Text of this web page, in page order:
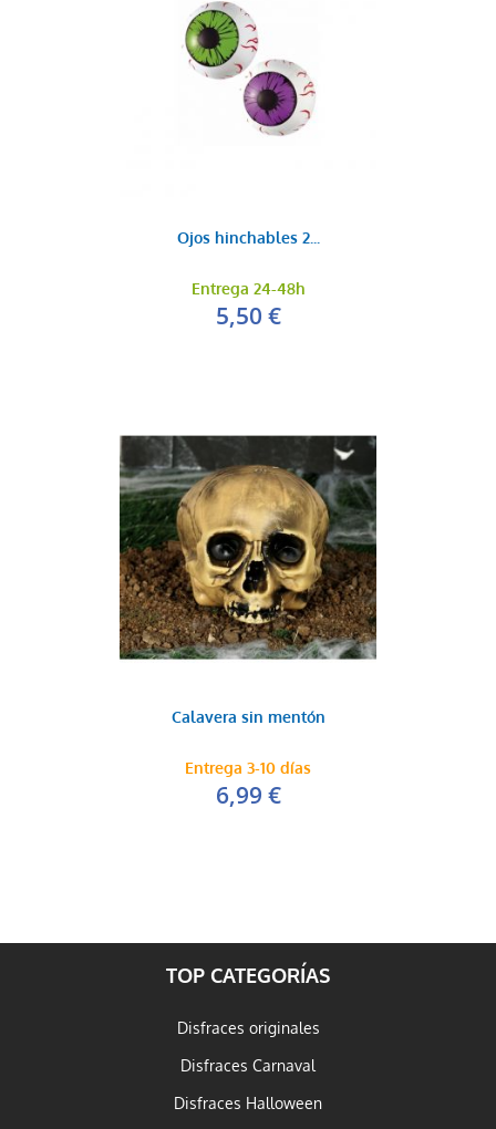
Ojos hinchables 2...
Entrega 24-48h
5,50 €
Calavera sin mentón
Entrega 3-10 días
6,99 €
TOP CATEGORÍAS
Disfraces originales
Disfraces Carnaval
Disfraces Halloween